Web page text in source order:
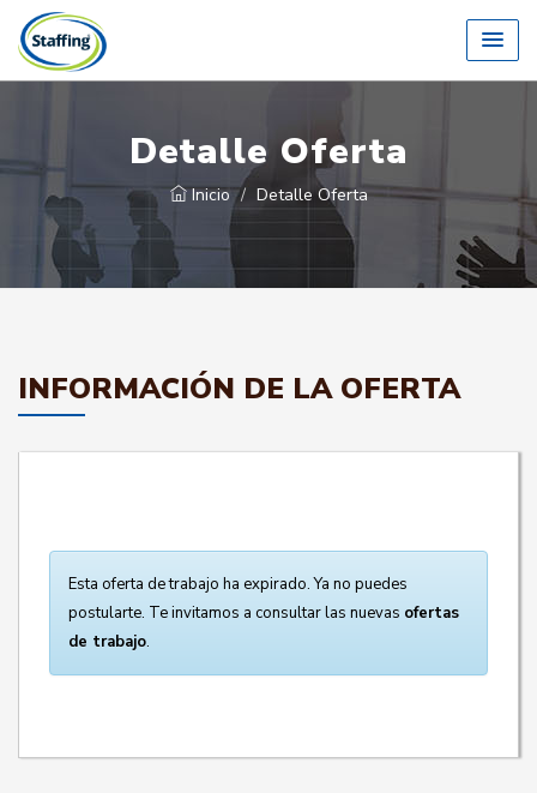
Detalle Oferta
Inicio Detalle Oferta
INFORMACIÓN DE LA OFERTA
Esta oferta de trabajo ha expirado. Ya no puedes
postularte. Te invitamos a consultar las nuevas ofertas
de trabajo.